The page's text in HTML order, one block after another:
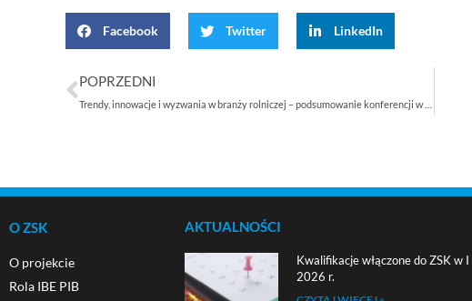
Facebook Twitter LinkedIn
POPRZEDNI
O ZSK
O projekcie
Rola IBE PIB
AKTUALNOŚCI
Kwalifikacje włączone do ZSK w I
2026 r.